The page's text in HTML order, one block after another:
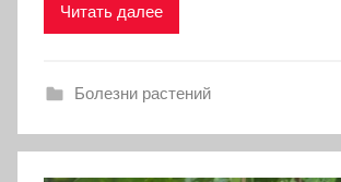
Читать далее
Болезни растений